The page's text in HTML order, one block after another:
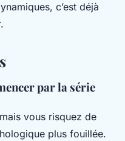
c’est déjà
par la série
vous risquez de
plus fouillée.